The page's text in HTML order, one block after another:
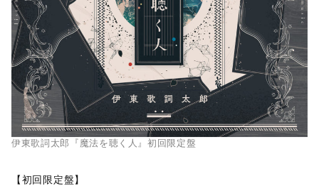
伊東歌詞太郎『魔法を聴く人』初回限定盤
【初回限定盤】